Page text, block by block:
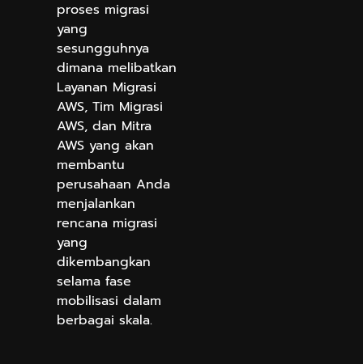
proses migrasi
yang
sesungguhnya
dimana melibatkan
Layanan Migrasi
AWS, Tim Migrasi
AWS, dan Mitra
AWS yang akan
membantu
perusahaan Anda
menjalankan
rencana migrasi
yang
dikembangkan
selama fase
mobilisasi dalam
berbagai skala.